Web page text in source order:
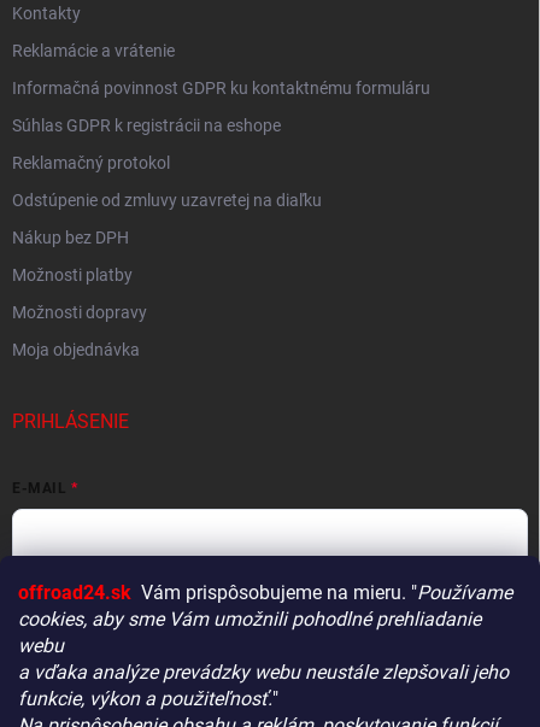
offroad24.sk Vám prispôsobujeme na mieru. "Používame
cookies, aby sme Vám umožnili pohodlné prehliadanie
webu
a vďaka analýze prevádzky webu neustále zlepšovali jeho
funkcie, výkon a použiteľnosť."
Kontakty
Reklamácie a vrátenie
Informačná povinnost GDPR ku kontaktnému formuláru
Súhlas GDPR k registrácii na eshope
Reklamačný protokol
Odstúpenie od zmluvy uzavretej na diaľku
Nákup bez DPH
Možnosti platby
Možnosti dopravy
Moja objednávka
PRIHLÁSENIE
E-MAIL
HESLO
Prihlásiť sa